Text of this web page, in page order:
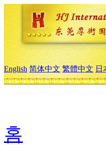
English 简体中文 繁體中文 日
홈